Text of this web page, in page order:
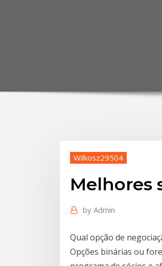
Wilkosz29504
Melhores
by Admin
Qual opção de
Opções binárias ou